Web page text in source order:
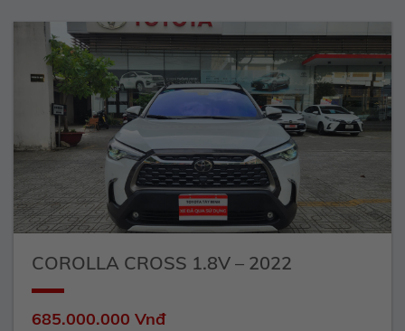
COROLLA CROSS 1.8V – 2022
685.000.000 Vnđ